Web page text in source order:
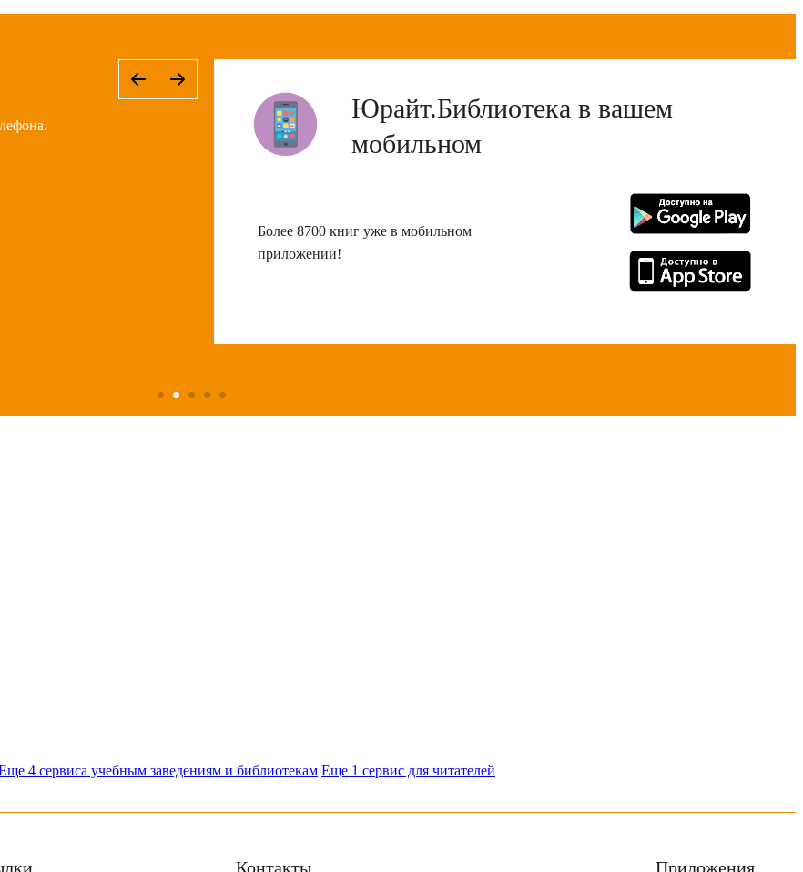
Юрайт.Библиотека в вашем
мобильном
Более 8700 книг уже в мобильном
приложении!
4 сервиса учебным заведениям и библиотекам Еще 1 сервис для читателей
Контакты Приложения